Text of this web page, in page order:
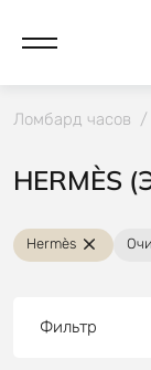
Ломбард часов /
HERMÈS
Hermès
Фильтр